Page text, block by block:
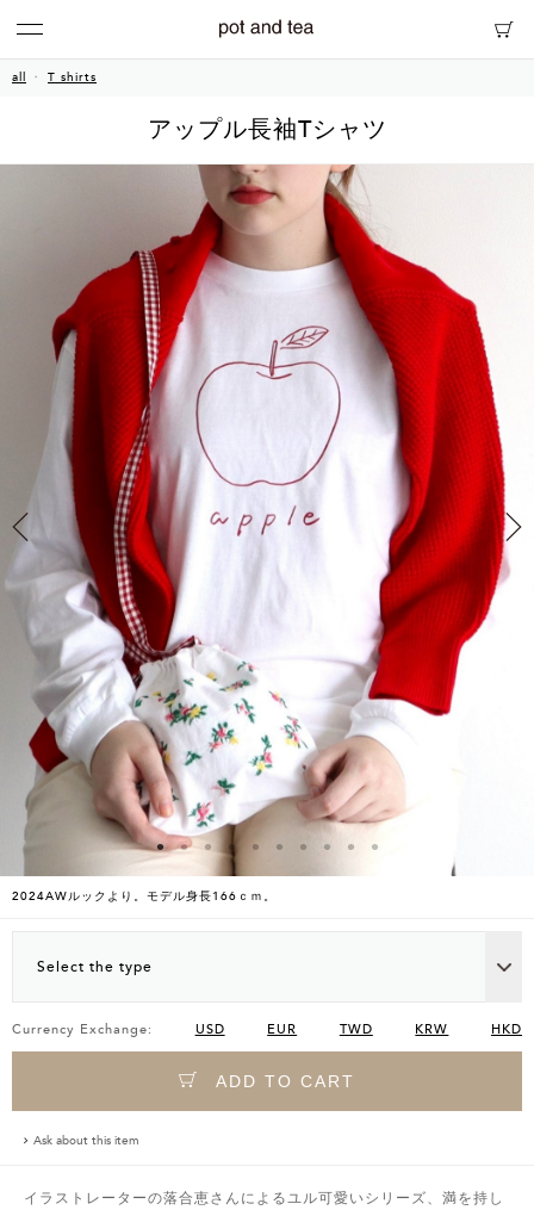
all T shirts
アップル長袖Tシャツ
2024AWルックより。モデル身長166ｃｍ。
Select the type
Currency Exchange: USD EUR TWD KRW HKD
ADD TO CART
Ask about this item
イラストレーターの落合恵さんによるユル可愛いシリーズ、満を持し